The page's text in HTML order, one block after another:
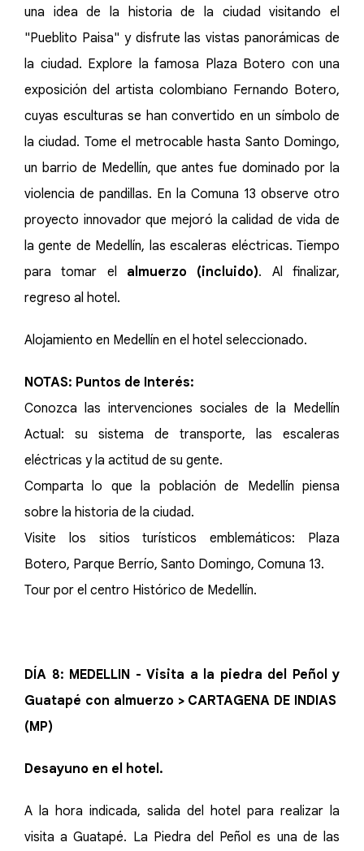
una idea de la historia de la ciudad visitando el
"Pueblito Paisa" y disfrute las vistas panorámicas de
la ciudad. Explore la famosa Plaza Botero con una
exposición del artista colombiano Fernando Botero,
cuyas esculturas se han convertido en un símbolo de
la ciudad. Tome el metrocable hasta Santo Domingo,
un barrio de Medellín, que antes fue dominado por la
violencia de pandillas. En la Comuna 13 observe otro
proyecto innovador que mejoró la calidad de vida de
la gente de Medellín, las escaleras eléctricas. Tiempo
para tomar el almuerzo (incluido). Al finalizar,
regreso al hotel.
Alojamiento en Medellín en el hotel seleccionado.
NOTAS: Puntos de Interés:
Conozca las intervenciones sociales de la Medellín
Actual: su sistema de transporte, las escaleras
eléctricas y la actitud de su gente.
Comparta lo que la población de Medellín piensa
sobre la historia de la ciudad.
Visite los sitios turísticos emblemáticos: Plaza
Botero, Parque Berrío, Santo Domingo, Comuna 13.
Tour por el centro Histórico de Medellín.
DÍA 8: MEDELLIN - Visita a la piedra del Peñol y
Guatapé con almuerzo > CARTAGENA DE INDIAS
(MP)
Desayuno en el hotel.
A la hora indicada, salida del hotel para realizar la
visita a Guatapé. La Piedra del Peñol es una de las